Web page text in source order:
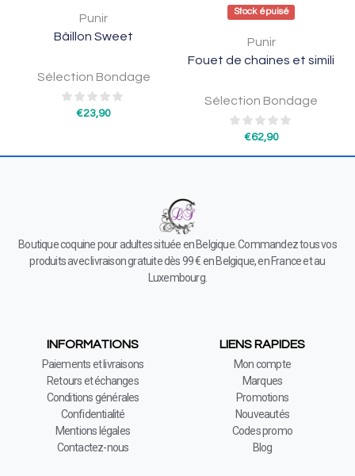
Punir
Bâillon Sweet
Sélection Bondage
€23,90
Stock épuisé
Punir
Fouet de chaines et simili
Sélection Bondage
€62,90
Boutique coquine pour adultes située en Belgique. Commandez tous vos
produits avec livraison gratuite dès 99 € en Belgique, en France et au
Luxembourg.
INFORMATIONS
Paiements et livraisons
Retours et échanges
Conditions générales
Confidentialité
Mentions légales
Contactez-nous
LIENS RAPIDES
Mon compte
Marques
Promotions
Nouveautés
Codes promo
Blog